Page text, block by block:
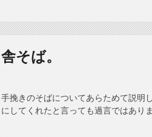
そば。
挽きのそばについてあらためて説明
してくれたと言っても過言ではあり